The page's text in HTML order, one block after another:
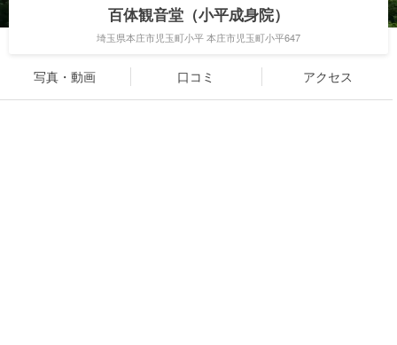
百体観音堂（小平成身院）
埼玉県本庄市児玉町小平 本庄市児玉町小平647
写真・動画 口コミ アクセス